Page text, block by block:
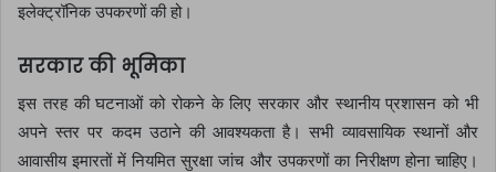
इलेक्ट्रॉनिक उपकरणों की हो।
सरकार की भूमिका
इस तरह की घटनाओं को रोकने के लिए सरकार और स्थानीय प्रशासन को भी
अपने स्तर पर कदम उठाने की आवश्यकता है। सभी व्यावसायिक स्थानों और
आवासीय इमारतों में नियमित सुरक्षा जांच और उपकरणों का निरीक्षण होना चाहिए।